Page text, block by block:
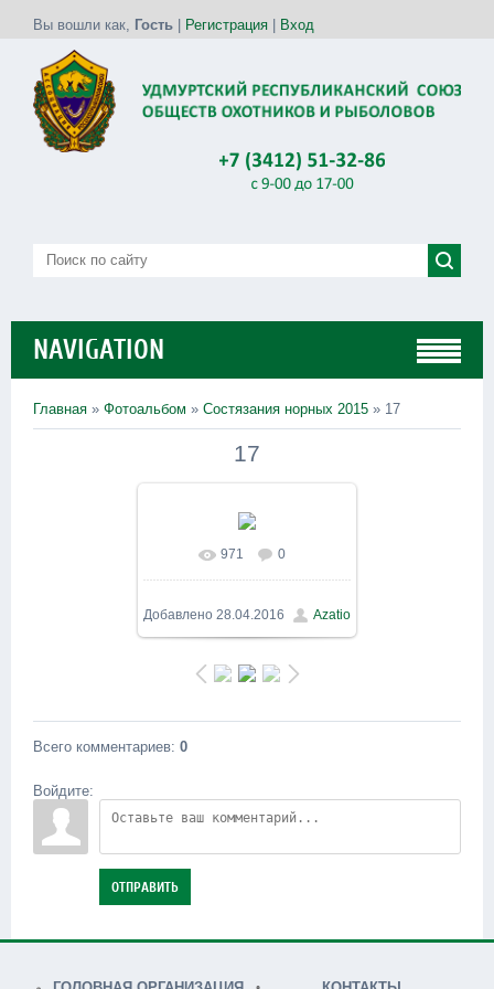
Вы вошли как, Гость Регистрация Вход
NAVIGATION
Главная » Фотоальбом » Состязания норных 2015 » 17
17
В реальном размере
800x600/ 211.3Kb
971 0
Добавлено 28.04.2016 Azatio
Всего комментариев: 0
Войдите:
ОТПРАВИТЬ